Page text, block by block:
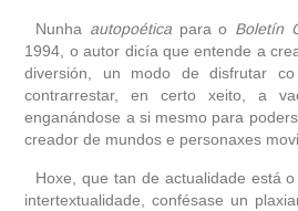
Nunha autopoética para o Boletín
1994, o autor dicía que entende a
diversión, un modo de disfrutar
contrarrestar, en certo xeito, a
enganándose a si mesmo para
creador de mundos e personaxes
Hoxe, que tan de actualidade está
intertextualidade, confésase un